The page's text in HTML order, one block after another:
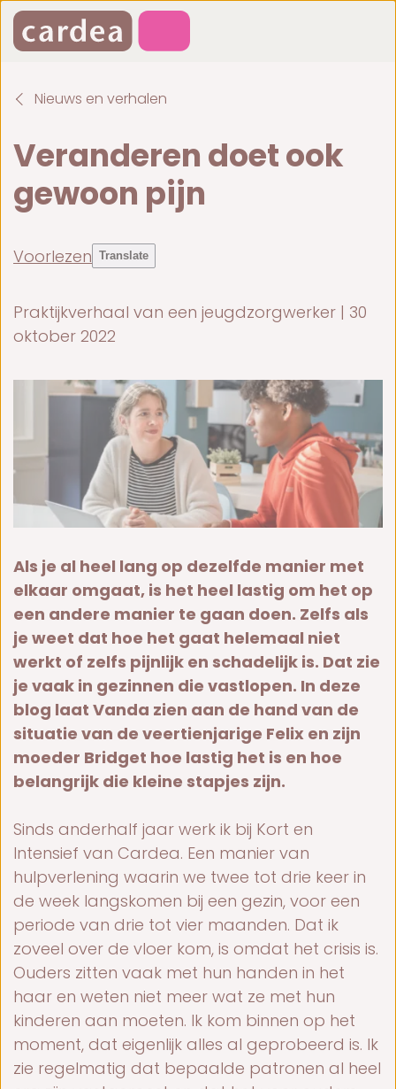
Nieuws en verhalen
Veranderen doet ook
gewoon pijn
Voorlezen Translate
Praktijkverhaal van een jeugdzorgwerker | 30
oktober 2022
Als je al heel lang op dezelfde manier met
elkaar omgaat, is het heel lastig om het op
een andere manier te gaan doen. Zelfs als
je weet dat hoe het gaat helemaal niet
werkt of zelfs pijnlijk en schadelijk is. Dat zie
je vaak in gezinnen die vastlopen. In deze
blog laat Vanda zien aan de hand van de
situatie van de veertienjarige Felix en zijn
moeder Bridget hoe lastig het is en hoe
belangrijk die kleine stapjes zijn.
Sinds anderhalf jaar werk ik bij Kort en
Intensief van Cardea. Een manier van
hulpverlening waarin we twee tot drie keer in
de week langskomen bij een gezin, voor een
periode van drie tot vier maanden. Dat ik
zoveel over de vloer kom, is omdat het crisis is.
Ouders zitten vaak met hun handen in het
haar en weten niet meer wat ze met hun
kinderen aan moeten. Ik kom binnen op het
moment, dat eigenlijk alles al geprobeerd is. Ik
zie regelmatig dat bepaalde patronen al heel